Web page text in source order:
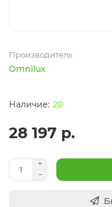
Производитель
Omnilux
20
28 197 р.